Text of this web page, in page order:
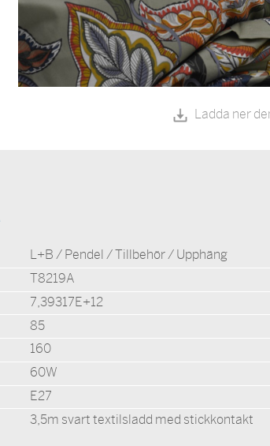
L+B / Pendel / Tillbehör / Upphäng
T8219A
7,39317E+12
85
160
60W
E27
3,5m svart textilsladd med stickkontakt